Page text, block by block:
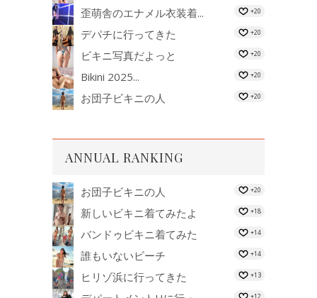
歪萌舎のエナメル衣装着... +20
デパチに行ってきた +20
ビキニ写真だよっと +20
Bikini 2025... +20
お団子ビキニの人 +20
ANNUAL RANKING
お団子ビキニの人 +20
新しいビキニ着てみたよ +18
バンドゥビキニ着てみた +14
誰もいないビーチ +14
ヒリゾ浜に行ってきた +13